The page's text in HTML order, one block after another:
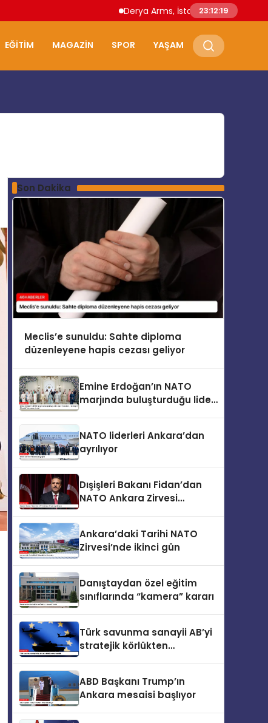
Derya Arms, İstanbul Prohunt 2026’da
23:12:20
EĞITIM MAGAZIN SPOR YAŞAM
Son Dakika
Meclis’e sunuldu: Sahte diploma
düzenleyene hapis cezası geliyor
Emine Erdoğan’ın NATO
marjında buluşturduğu lider
NATO liderleri Ankara’dan
ayrılıyor
Dışişleri Bakanı Fidan’dan
NATO Ankara Zirvesi
Ankara’daki Tarihi NATO
Zirvesi’nde ikinci gün
Danıştaydan özel eğitim
sınıflarında “kamera” kararı
Türk savunma sanayii AB’yi
stratejik körlükten
ABD Başkanı Trump’ın
Ankara mesaisi başlıyor